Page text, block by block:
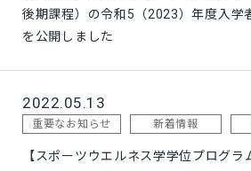
後期課程）の令和5（2023）年度入学
を公開しました
2022.05.13
重要なお知らせ 新着情報
【スポーツウエルネス学学位プログラ